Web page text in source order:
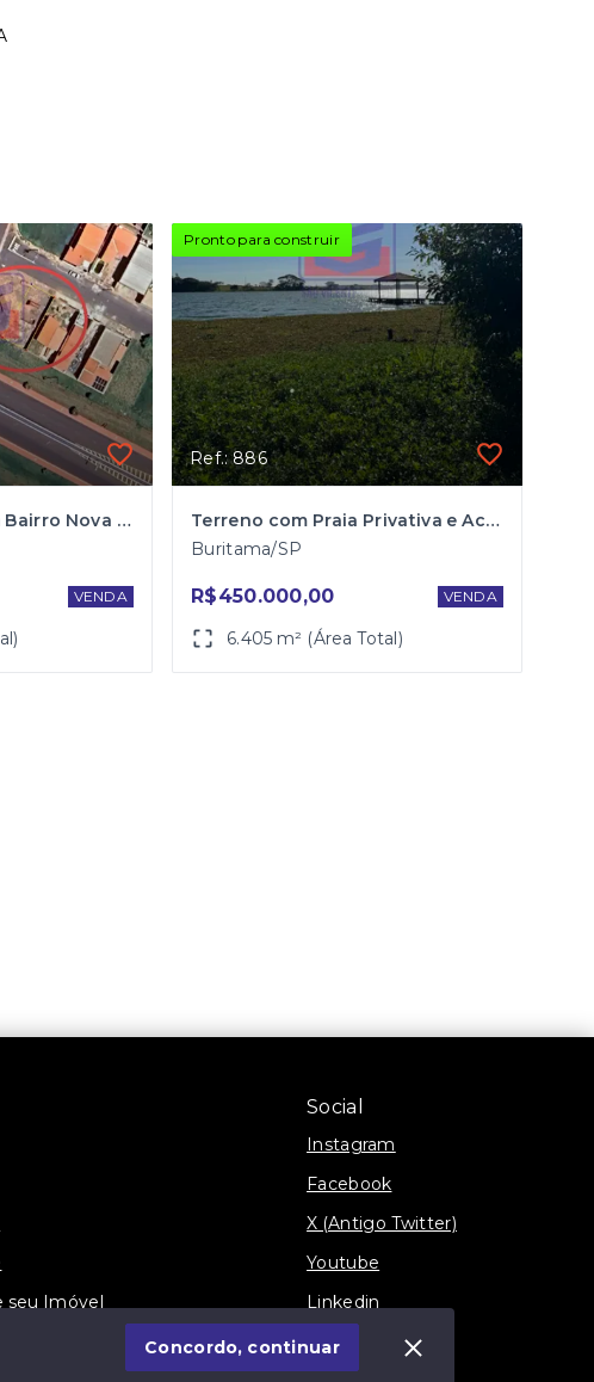
Terreno para Venda Bairro Nova Aliança
VENDA
Pronto para construir
Ref.: 886
Terreno com Praia Privativa e Acesso direto ao Rio Santa Bárbara
Buritama/SP
R$450.000,00 VENDA
6.405 m² (Área Total)
seu Imóvel
Social
Instagram
Facebook
X (Antigo Twitter)
Youtube
Linkedin
Blog
Concordo, continuar